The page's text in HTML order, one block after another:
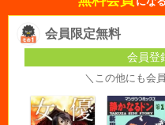
会員限定無料
会員登
＼この他にも会